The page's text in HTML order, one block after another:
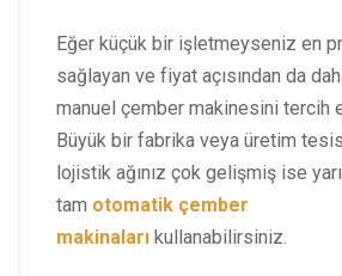
Eğer küçük bir işletmeyseniz en
sağlayan ve fiyat açısından da
manuel çember makinesini tercih
Büyük bir fabrika veya üretim
lojistik ağınız çok gelişmiş ise
tam otomatik çember
makinaları kullanabilirsiniz.